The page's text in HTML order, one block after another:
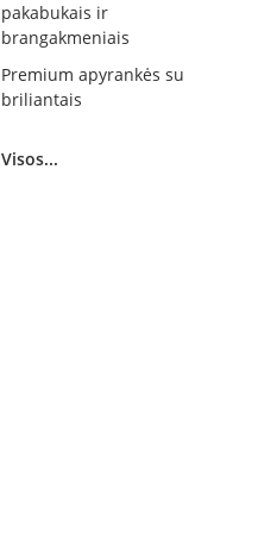
pakabukais ir
brangakmeniais
Premium apyrankės su
briliantais
Visos...